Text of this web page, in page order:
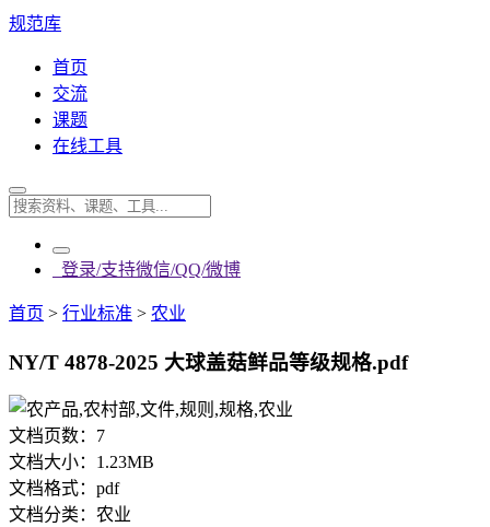
规范库
首页
交流
课题
在线工具
登录/支持微信/QQ/微博
首页 > 行业标准 > 农业
NY/T 4878-2025 大球盖菇鲜品等级规格.pdf
文档页数： 7
文档大小： 1.23MB
文档格式： pdf
文档分类： 农业